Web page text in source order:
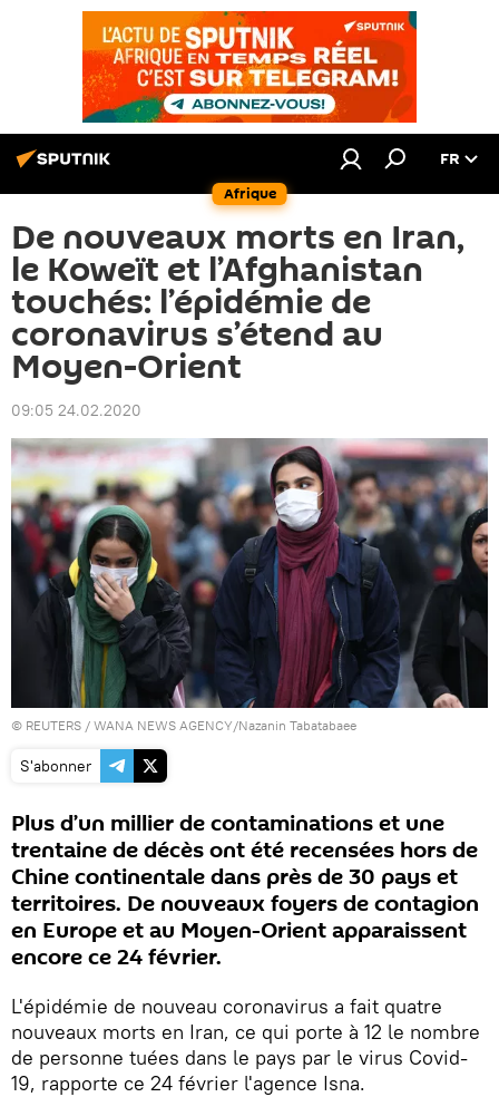
Afrique
FR
De nouveaux morts en Iran,
le Koweït et l’Afghanistan
touchés: l’épidémie de
coronavirus s’étend au
Moyen-Orient
09:05 24.02.2020
© REUTERS / WANA NEWS AGENCY/Nazanin Tabatabaee
S'abonner
Plus d’un millier de contaminations et une
trentaine de décès ont été recensées hors de
Chine continentale dans près de 30 pays et
territoires. De nouveaux foyers de contagion
en Europe et au Moyen-Orient apparaissent
encore ce 24 février.
L'épidémie de nouveau coronavirus a fait quatre
nouveaux morts en Iran, ce qui porte à 12 le nombre
de personne tuées dans le pays par le virus Covid-
19, rapporte ce 24 février l'agence Isna.